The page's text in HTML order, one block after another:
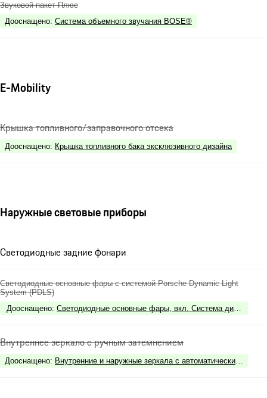
Звуковой пакет Плюс
Дооснащено: Система объемного звучания BOSE®
E-Mobility
Крышка топливного/заправочного отсека
Дооснащено: Крышка топливного бака эксклюзивного дизайна
Наружные световые приборы
Светодиодные задние фонари
Светодиодные основные фары с системой Porsche Dynamic Light
System (PDLS)
Дооснащено: Светодиодные основные фары, вкл. Система
Внутреннее зеркало с ручным затемнением
Дооснащено: Внутренние и наружные зеркала с автоматическим